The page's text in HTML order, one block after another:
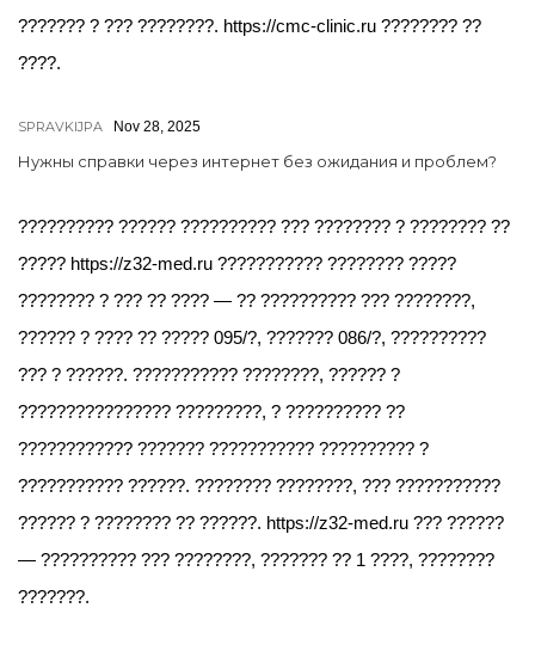
??????? ? ??? ????????. https://cmc-clinic.ru ???????? ??
????.
SPRAVKIJPA Nov 28, 2025
Нужны справки через интернет без ожидания и проблем?
?????????? ?????? ?????????? ??? ???????? ? ???????? ??
????? https://z32-med.ru ??????????? ???????? ?????
???????? ? ??? ?? ???? — ?? ?????????? ??? ????????,
?????? ? ???? ?? ????? 095/?, ??????? 086/?, ??????????
??? ? ??????. ??????????? ????????, ?????? ?
???????????????? ?????????, ? ?????????? ??
???????????? ??????? ??????????? ?????????? ?
??????????? ??????. ???????? ????????, ??? ???????????
?????? ? ???????? ?? ??????. https://z32-med.ru ??? ??????
— ?????????? ??? ????????, ??????? ?? 1 ????, ????????
???????.